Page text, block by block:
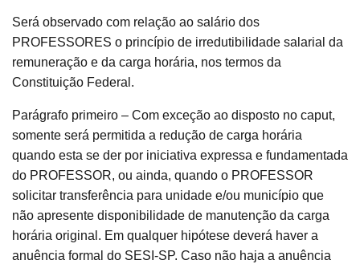
Será observado com relação ao salário dos
PROFESSORES o princípio de irredutibilidade salarial da
remuneração e da carga horária, nos termos da
Constituição Federal.
Parágrafo primeiro – Com exceção ao disposto no caput,
somente será permitida a redução de carga horária
quando esta se der por iniciativa expressa e fundamentada
do PROFESSOR, ou ainda, quando o PROFESSOR
solicitar transferência para unidade e/ou município que
não apresente disponibilidade de manutenção da carga
horária original. Em qualquer hipótese deverá haver a
anuência formal do SESI-SP. Caso não haja a anuência